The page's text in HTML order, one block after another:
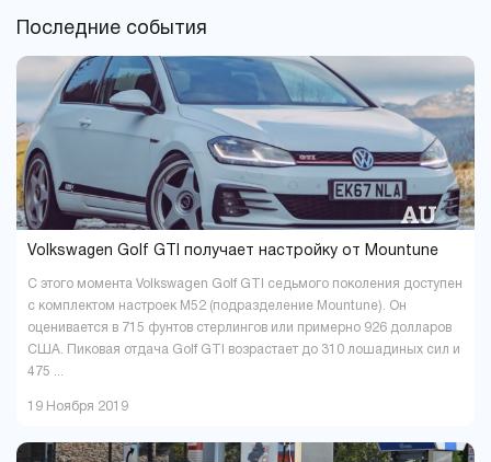
Мариуполь4
Николаев14 Одесса29
Павлоград1 Полтава 16
Ровно Сумы5
Тернополь Ужгород
Харьков Херсон16
Хмельницкий18 Черкассы6
Чернигов5 Черновцы7
Последние события
Volkswagen Golf GTI получает настройку от Mountune
С этого момента Volkswagen Golf GTI седьмого поколения доступен
с комплектом настроек M52 (подразделение Mountune). Он
оценивается в 715 фунтов стерлингов или примерно 926 долларов
США. Пиковая отдача Golf GTI возрастает до 310 лошадиных сил и
475 ...
19 Ноября 2019